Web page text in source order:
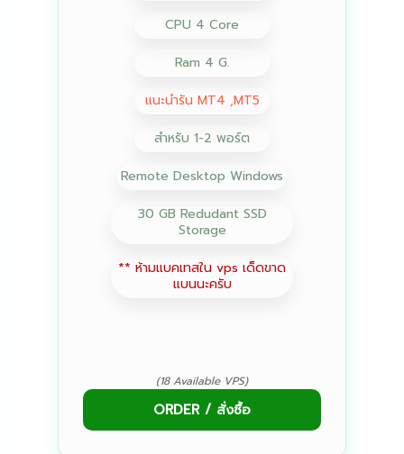
CPU 4 Core
Ram 4 G.
แนะนำรัน MT4 ,MT5
สำหรับ 1-2 พอร์ต
Remote Desktop Windows
30 GB Redudant SSD
Storage
** ห้ามแบคเทสใน vps เด็ดขาด
แบนนะครับ
(18 Available VPS)
ORDER / สั่งซื้อ